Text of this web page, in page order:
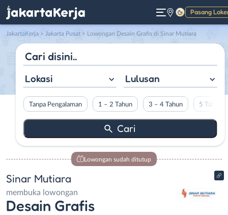
Pasang
Gelap
JakartaKerja > Jakarta Pusat > Lowongan Desain Grafis di Sinar Mutiara
Lokasi Lulusan
Tanpa Pengalaman 1 – 2 Tahun 3 – 4 Tahun 5 Tahun
Lowongan sudah ditutup
Sinar Mutiara
membuka lowongan
Desain Grafis